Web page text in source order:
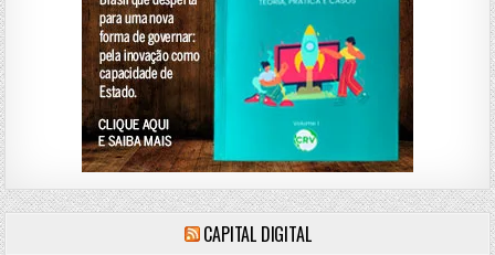
CAPITAL DIGITAL